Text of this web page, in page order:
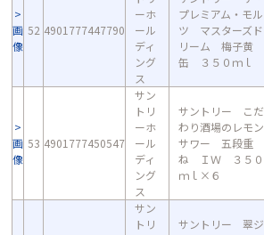
画
像
52 4901777447790
ーホ
ール
ディ
ング
ス
プレミアム・モル
ツ マスターズド
リーム 梅子黄
缶 ３５０ｍｌ
画
像
53 4901777450547
サン
トリ
ーホ
ール
ディ
ング
ス
サントリー こだ
わり酒場のレモン
サワー 五段重
ね ＩＷ ３５０
ｍｌ×６
サン
トリ
サントリー 翠ジ